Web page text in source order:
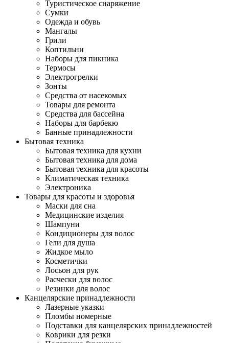
Туристическое снаряжение
Сумки
Одежда и обувь
Мангалы
Грили
Коптильни
Наборы для пикника
Термосы
Электрогрелки
Зонты
Средства от насекомых
Товары для ремонта
Средства для бассейна
Наборы для барбекю
Банные принадлежности
Бытовая техника
Бытовая техника для кухни
Бытовая техника для дома
Бытовая техника для красоты
Климатическая техника
Электроника
Товары для красоты и здоровья
Маски для сна
Медицинские изделия
Шампуни
Кондиционеры для волос
Гели для душа
Жидкое мыло
Косметички
Лосьон для рук
Расчески для волос
Резинки для волос
Канцелярские принадлежности
Лазерные указки
Пломбы номерные
Подставки для канцелярских принадлежностей
Коврики для резки